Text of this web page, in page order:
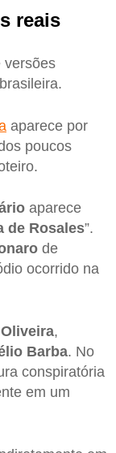
reais
versões
aparece por
poucos
aparece
de Rosales”.
de
ocorrido na
,
Barba. No
conspiratória
em um